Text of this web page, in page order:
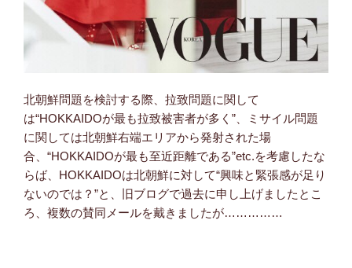
北朝鮮問題を検討する際、拉致問題に関して
は“HOKKAIDOが最も拉致被害者が多く”、ミサイル問題
に関しては北朝鮮右端エリアから発射された場
合、“HOKKAIDOが最も至近距離である”etc.を考慮したな
らば、HOKKAIDOは北朝鮮に対して“興味と緊張感が足り
ないのでは？”と、旧ブログで過去に申し上げましたとこ
ろ、複数の賛同メールを戴きましたが……………